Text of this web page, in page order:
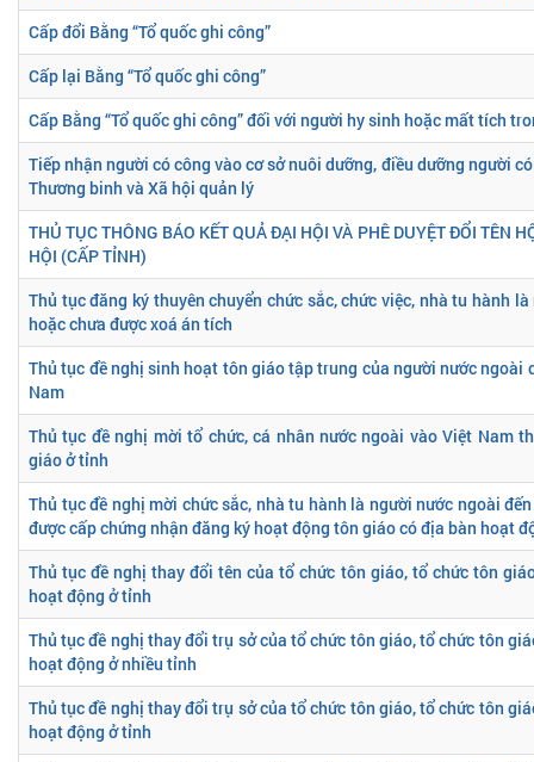
Cấp đổi Bằng “Tổ quốc ghi công”
Cấp lại Bằng “Tổ quốc ghi công”
Cấp Bằng “Tổ quốc ghi công” đối với người hy sinh hoặc mất tích
Tiếp nhận người có công vào cơ sở nuôi dưỡng, điều dưỡng người
Thương binh và Xã hội quản lý
THỦ TỤC THÔNG BÁO KẾT QUẢ ĐẠI HỘI VÀ PHÊ DUYỆT ĐỔI TÊN
HỘI (CẤP TỈNH)
Thủ tục đăng ký thuyên chuyển chức sắc, chức việc, nhà tu hành
hoặc chưa được xoá án tích
Thủ tục đề nghị sinh hoạt tôn giáo tập trung của người nước ngoài
Nam
Thủ tục đề nghị mời tổ chức, cá nhân nước ngoài vào Việt Nam
giáo ở tỉnh
Thủ tục đề nghị mời chức sắc, nhà tu hành là người nước ngoài
được cấp chứng nhận đăng ký hoạt động tôn giáo có địa bàn hoạt
Thủ tục đề nghị thay đổi tên của tổ chức tôn giáo, tổ chức tôn
hoạt động ở tỉnh
Thủ tục đề nghị thay đổi trụ sở của tổ chức tôn giáo, tổ chức tôn
hoạt động ở nhiều tỉnh
Thủ tục đề nghị thay đổi trụ sở của tổ chức tôn giáo, tổ chức tôn
hoạt động ở tỉnh